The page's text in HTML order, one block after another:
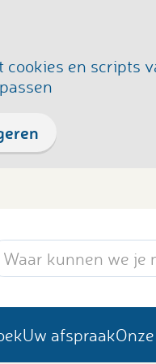
en scripts
Uw afspraak